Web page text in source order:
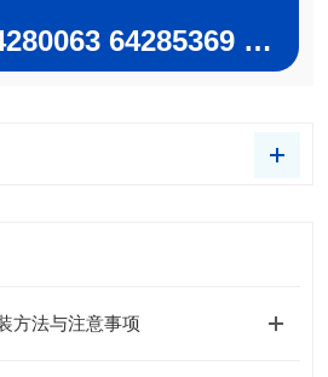
0371-64280063 64285369 64285222
方法与注意事项